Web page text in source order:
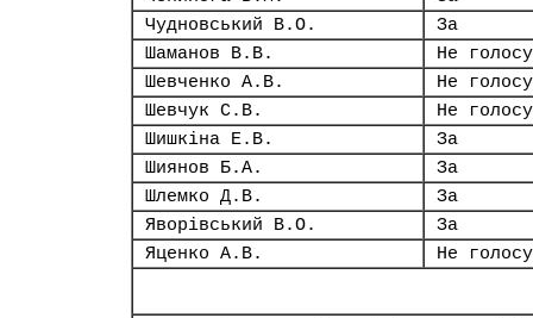
Чудновський В.О.
За
Шаманов В.В.
Не
Шевченко А.В.
Не
Шевчук С.В.
Не
Шишкіна Е.В.
За
Шиянов Б.А.
За
Шлемко Д.В.
За
Яворівський В.О.
За
Яценко А.В.
Не